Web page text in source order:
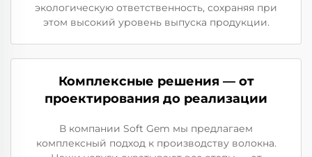
экологическую ответственность, сохраняя при
этом высокий уровень выпуска продукции.
Комплексные решения — от
проектирования до реализации
В компании Soft Gem мы предлагаем
комплексный подход к производству волокна.